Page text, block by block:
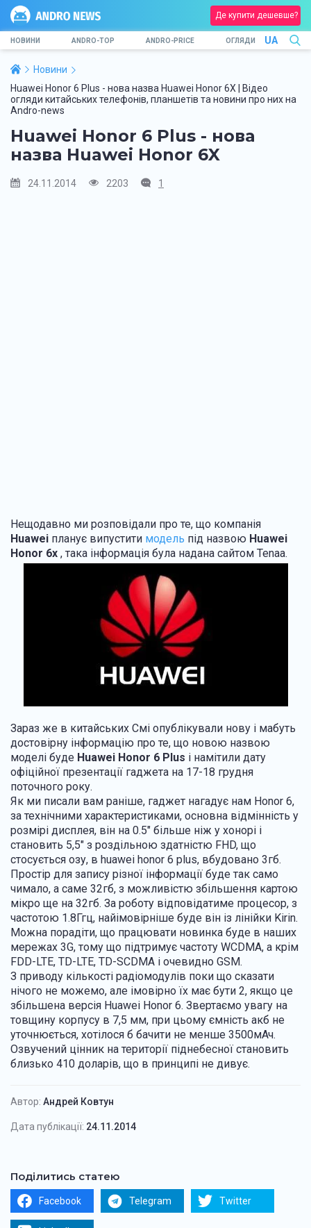
Де купити дешевше?
НОВИНИ ANDRO-TOP ANDRO-PRICE ОГЛЯДИ UA
Новини
Huawei Honor 6 Plus - нова назва Huawei Honor 6X | Відео
огляди китайських телефонів, планшетів та новини про них на
Andro-news
Huawei Honor 6 Plus - нова
назва Huawei Honor 6X
24.11.2014 2203 1
Нещодавно ми розповідали про те, що компанія
Huawei планує випустити модель під назвою Huawei
Honor 6x , така інформація була надана сайтом Tenaa.
Зараз же в китайських Смі опублікували нову і мабуть
достовірну інформацію про те, що новою назвою
моделі буде Huawei Honor 6 Plus і намітили дату
офіційної презентації гаджета на 17-18 грудня
поточного року.
Як ми писали вам раніше, гаджет нагадує нам Honor 6,
за технічними характеристиками, основна відмінність у
розмірі дисплея, він на 0.5" більше ніж у хонорі і
становить 5,5" з роздільною здатністю FHD, що
стосується озу, в huawei honor 6 plus, вбудовано 3гб.
Простір для запису різної інформації буде так само
чимало, а саме 32гб, з можливістю збільшення картою
мікро ще на 32гб. За роботу відповідатиме процесор, з
частотою 1.8Ггц, найімовірніше буде він із лінійки Kirin.
Можна порадіти, що працювати новинка буде в наших
мережах 3G, тому що підтримує частоту WCDMA, а крім
FDD-LTE, TD-LTE, TD-SCDMA і очевидно GSM.
З приводу кількості радіомодулів поки що сказати
нічого не можемо, але імовірно їх має бути 2, якщо це
збільшена версія Huawei Honor 6. Звертаємо увагу на
товщину корпусу в 7,5 мм, при цьому ємність акб не
уточнюється, хотілося б бачити не менше 3500мАч.
Озвучений цінник на території піднебесної становить
близько 410 доларів, що в принципі не дивує.
Автор: Андрей Ковтун
Дата публікації: 24.11.2014
Поділитись статею
Facebook Telegram Twitter